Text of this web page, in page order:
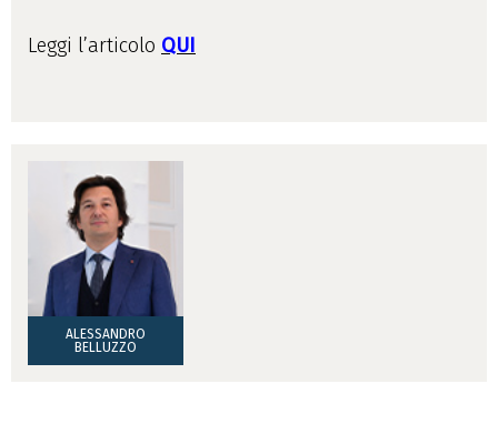
Leggi l’articolo QUI
ALESSANDRO
BELLUZZO